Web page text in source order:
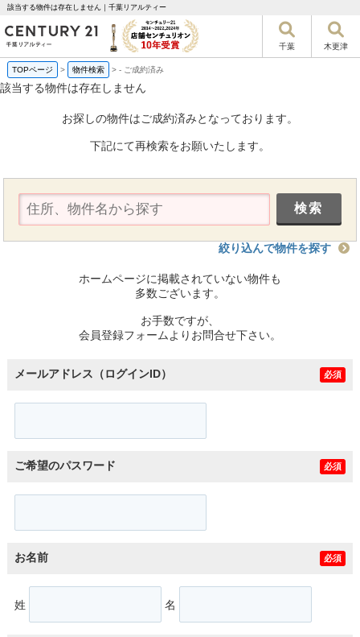
該当する物件は存在しません｜千葉リアルティー
千葉 木更津
TOPページ > 物件検索 >- ご成約済み
該当する物件は存在しません
お探しの物件はご成約済みとなっております。
下記にて再検索をお願いたします。
絞り込んで物件を探す
ホームページに掲載されていない物件も
多数ございます。
お手数ですが、
会員登録フォームよりお問合せ下さい。
メールアドレス（ログインID） 必須
ご希望のパスワード 必須
お名前 必須
姓 名